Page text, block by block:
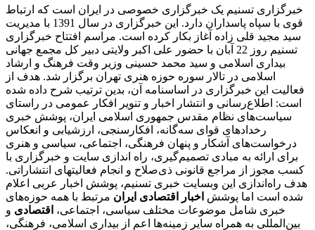
خبرگزاری تسنیم یک خبرگزاری خصوصی در ایران است که ارتباط
قوی با سپاه پاسداران دارد. این خبرگزاری در سال 1391 با مدیریت
سید مجید قلی زاده آغاز بکار کرده است. مراسم افتتاح خبرگزاری
تسنیم روز 22 آبان با حضور علی اکبر ولایتی دبیر کل مجمع جهانی
بیداری اسلامی و سید محمد حسینی وزیر وقت فرهنگ و ارشاد
اسلامی در تالار سوره حوزه هنری تهران برگزار شد. هدف از
فعالیت این خبرگزاری در اساسنامه آن، بدین ترتیب شرح داده شده
است: اطلاع‌رسانی و انتشار اخبار و تنویر افکار عمومی در راستای
سیاست‌های نظام مقدس جمهوری اسلامی ایران، پوشش خبری
رخدادهای قوای سه‌گانه، افکارسنجی، ارزشیابی و انعکاس
درخواست‌های آشکار و پنهان فرهنگی، اجتماعی، سیاسی و هنری
برای ارائه به مبادی تصمیم‌گیری، راه اندازی سایت و خبرگزاری با
کسب مجوز از مراجع قانونی ذی‌صلاح و انجام فعالیتهای انتشاراتی.
هدف راه‌اندازی این وبسایت خبری تسنیم، پوشش اخبار عربی اعلام
شده است اما پوشش اخبار اقتصادی ایران مرتبط با همه حوزه‌های
خبری شامل موضوعات مختلف سیاسی، اجتماعی، اقتصادی و
بین‌المللی به همراه سایر زمینه‌ها اعم از بیداری اسلامی، فرهنگی،